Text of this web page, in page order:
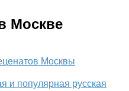
Москве
Москвы
и популярная русская